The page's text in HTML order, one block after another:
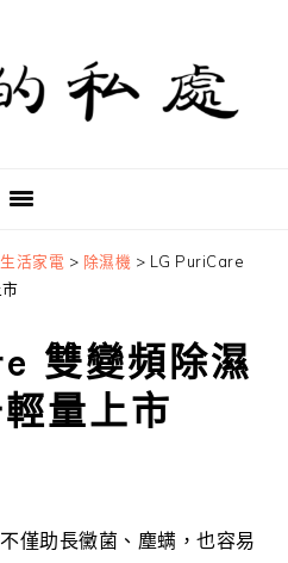
生活家電 > 除濕機 > LG PuriCare
雙變頻除濕
量上市
不僅助長黴菌、塵螨，也容易